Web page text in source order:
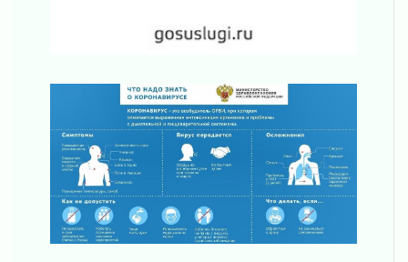
«Активное лето»
Ленобласть отметила заслуги жителей перед
регионом и страной
Ладога — не пруд
02 августа 2026
ПСК через Гослуслуги напомнит жителям
Ленинградской области о неоплаченных
счетах
02 августа 2026